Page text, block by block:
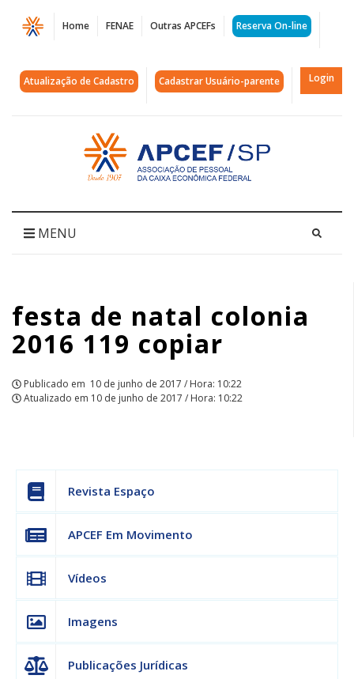
Página
festa
de
colonia
copiar
Home FENAE Outras APCEFs Reserva On-line
Atualização de Cadastro Cadastrar Usuário-parente Login
Acessar
página
inicial
MENU
festa de natal colonia
2016 119 copiar
Publicado em 10 de junho de 2017 / Hora: 10:22
Atualizado em 10 de junho de 2017 / Hora: 10:22
Revista Espaço
APCEF Em Movimento
Vídeos
Imagens
Publicações Jurídicas